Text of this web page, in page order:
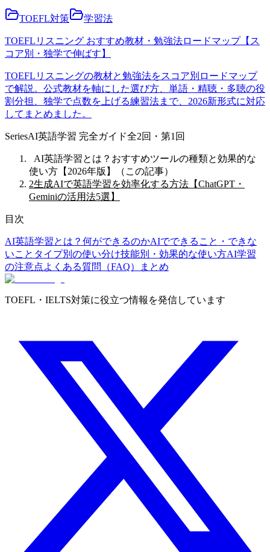
TOEFL対策 学習法
TOEFLリスニング おすすめ教材・勉強法ロードマップ【ス
コア別・独学で伸ばす】
TOEFLリスニングの教材と勉強法をスコア別ロードマップ
で解説。公式教材を軸にした選び方、単語・精聴・多聴の役
割分担、独学で点数を上げる練習法まで、2026新形式に対応
してまとめました。
SeriesAI英語学習 完全ガイド全2回 ・第1回
AI英語学習とは？おすすめツールの種類と効果的な
使い方【2026年版】
（この記事）
2生成AIで英語学習を効率化する方法【ChatGPT・
Geminiの活用法5選】
目次
AI英語学習とは？何ができるのかAIでできること・できな
いこと タイプ別の使い分け技能別・効果的な使い方AI学習
の注意点よくある質問（FAQ） まとめ
TOEFL・IELTS対策に役立つ情報を発信しています